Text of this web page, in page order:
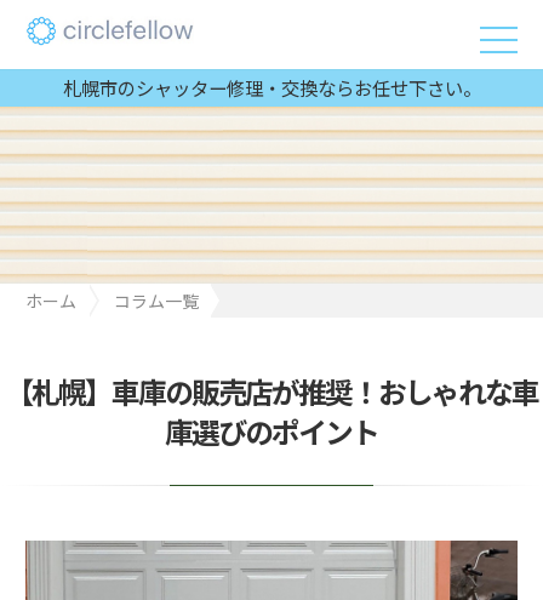
札幌市のシャッター修理・交換ならお任せ下さい。
ホーム
コラム一覧
【札幌】車庫の販売店が推奨！おしゃれな車
庫選びのポイント